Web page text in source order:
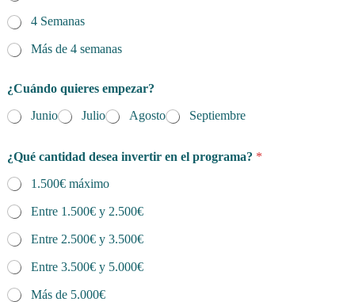
4 Semanas
Más de 4 semanas
¿Cuándo quieres empezar?
Junio
Julio Agosto Septiembre
¿Qué cantidad desea invertir en el programa? *
1.500€ máximo
Entre 1.500€ y 2.500€
Entre 2.500€ y 3.500€
Entre 3.500€ y 5.000€
Más de 5.000€